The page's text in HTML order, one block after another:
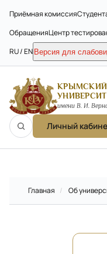
Приёмная комиссия
ОбращенияЦентр
RU / EN Версия для
имени В. И.
Личный
Главная / Об